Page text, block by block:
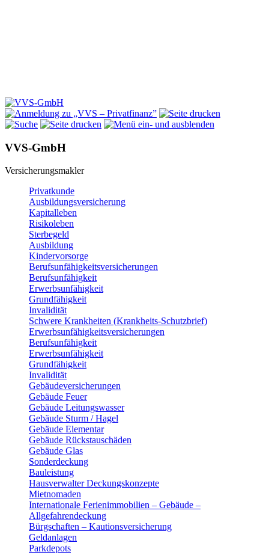
VVS-GmbH
Versicherungsmakler
Privatkunde
Ausbildungsversicherung
Kapitalleben
Risikoleben
Sterbegeld
Ausbildung
Kindervorsorge
Berufsunfähigkeitsversicherungen
Berufsunfähigkeit
Erwerbsunfähigkeit
Grundfähigkeit
Invalidität
Schwere Krankheiten (Krankheits-Schutzbrief)
Erwerbsunfähigkeitsversicherungen
Berufsunfähigkeit
Erwerbsunfähigkeit
Grundfähigkeit
Invalidität
Gebäudeversicherungen
Gebäude Feuer
Gebäude Leitungswasser
Gebäude Sturm / Hagel
Gebäude Elementar
Gebäude Rückstauschäden
Gebäude Glas
Sonderdeckung
Bauleistung
Hausverwalter Deckungskonzepte
Mietnomaden
Internationale Ferienimmobilien – Gebäude –
Allgefahrendeckung
Bürgschaften – Kautionsversicherung
Geldanlagen
Parkdepots